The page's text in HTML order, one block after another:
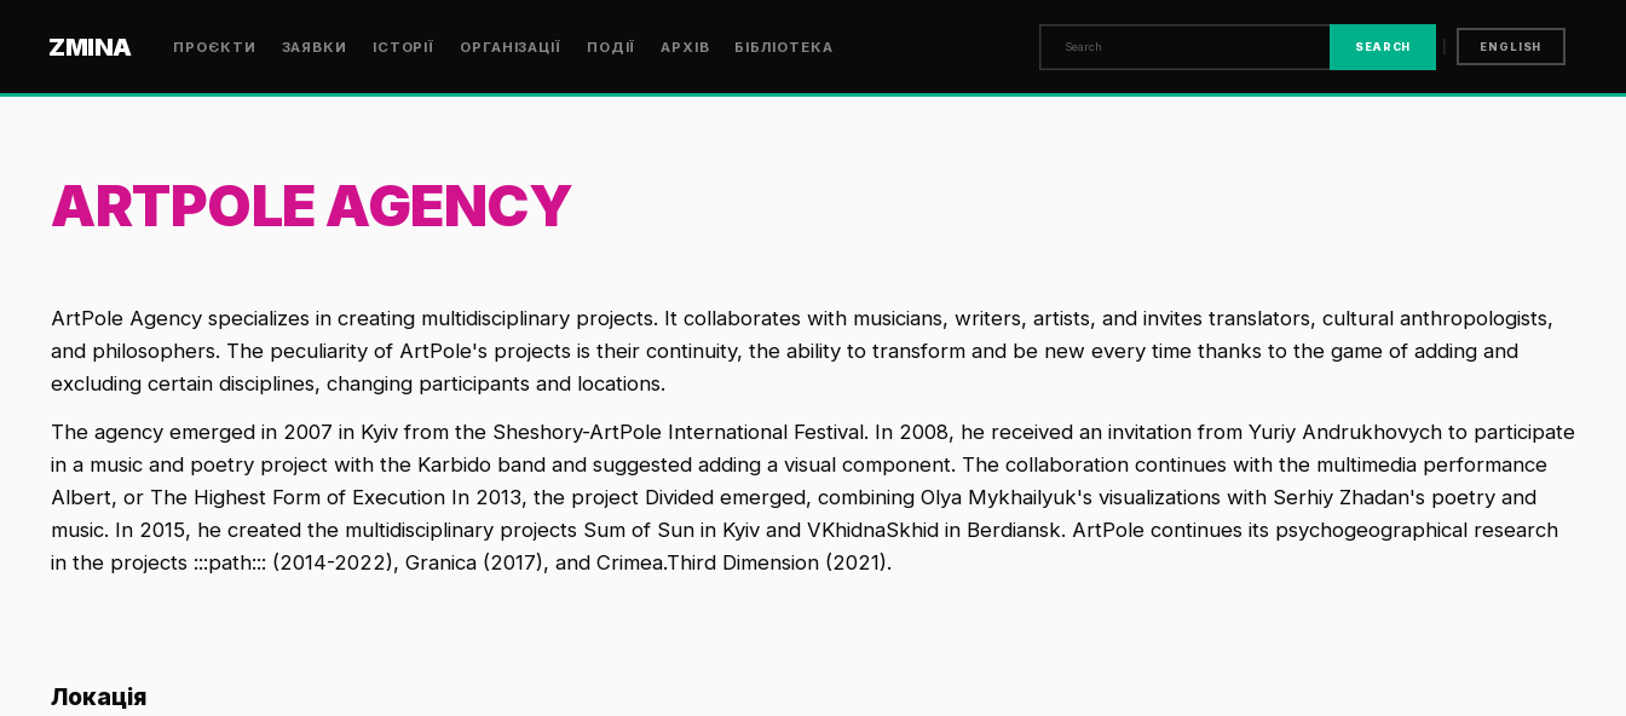
ZMINA ПРОЄКТИ ЗАЯВКИ ІСТОРІЇ ОРГАНІЗАЦІЇ ПОДІЇ АРХІВ БІБЛІОТЕКА SEARCH ENGLISH
ARTPOLE AGENCY
ArtPole Agency specializes in creating multidisciplinary projects. It collaborates with musicians, writers, artists, and invites translators, cultural anthropologists,
and philosophers. The peculiarity of ArtPole's projects is their continuity, the ability to transform and be new every time thanks to the game of adding and
excluding certain disciplines, changing participants and locations.
The agency emerged in 2007 in Kyiv from the Sheshory-ArtPole International Festival. In 2008, he received an invitation from Yuriy Andrukhovych to participate
in a music and poetry project with the Karbido band and suggested adding a visual component. The collaboration continues with the multimedia performance
Albert, or The Highest Form of Execution In 2013, the project Divided emerged, combining Olya Mykhailyuk's visualizations with Serhiy Zhadan's poetry and
music. In 2015, he created the multidisciplinary projects Sum of Sun in Kyiv and VKhidnaSkhid in Berdiansk. ArtPole continues its psychogeographical research
in the projects :::path::: (2014-2022), Granica (2017), and Crimea.Third Dimension (2021).
Локація